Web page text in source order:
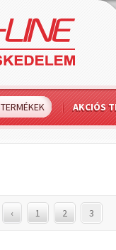
TERMÉKEK AKCIÓS
‹ 1 2 3